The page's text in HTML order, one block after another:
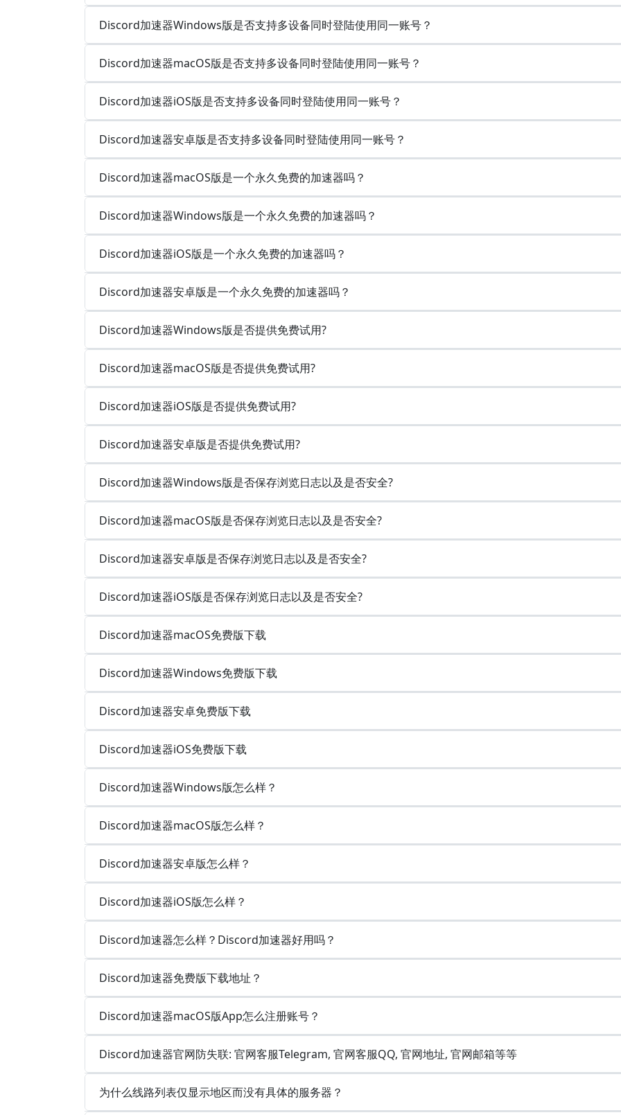
Discord加速器Windows版是否支持多设备同时登陆使用同一账号？
Discord加速器macOS版是否支持多设备同时登陆使用同一账号？
Discord加速器iOS版是否支持多设备同时登陆使用同一账号？
Discord加速器安卓版是否支持多设备同时登陆使用同一账号？
Discord加速器macOS版是一个永久免费的加速器吗？
Discord加速器Windows版是一个永久免费的加速器吗？
Discord加速器iOS版是一个永久免费的加速器吗？
Discord加速器安卓版是一个永久免费的加速器吗？
Discord加速器Windows版是否提供免费试用?
Discord加速器macOS版是否提供免费试用?
Discord加速器iOS版是否提供免费试用?
Discord加速器安卓版是否提供免费试用?
Discord加速器Windows版是否保存浏览日志以及是否安全?
Discord加速器macOS版是否保存浏览日志以及是否安全?
Discord加速器安卓版是否保存浏览日志以及是否安全?
Discord加速器iOS版是否保存浏览日志以及是否安全?
Discord加速器macOS免费版下载
Discord加速器Windows免费版下载
Discord加速器安卓免费版下载
Discord加速器iOS免费版下载
Discord加速器Windows版怎么样？
Discord加速器macOS版怎么样？
Discord加速器安卓版怎么样？
Discord加速器iOS版怎么样？
Discord加速器怎么样？Discord加速器好用吗？
Discord加速器免费版下载地址？
Discord加速器macOS版App怎么注册账号？
Discord加速器官网防失联: 官网客服Telegram, 官网客服QQ, 官网地址, 官网邮箱等等
为什么线路列表仅显示地区而没有具体的服务器？